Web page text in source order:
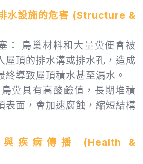
水設施的危害 (Structure &
： 鳥巢材料和大量糞便會被
屋頂的排水溝或排水孔，造成
終導致屋頂積水甚至漏水。
糞具有高酸鹼值，長期堆積
表面，會加速腐蝕，縮短結構
疾病傳播 (Health &